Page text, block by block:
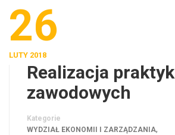
26
LUTY 2018
Realizacja praktyk
zawodowych
Kategorie
WYDZIAŁ EKONOMII I ZARZĄDZANIA,